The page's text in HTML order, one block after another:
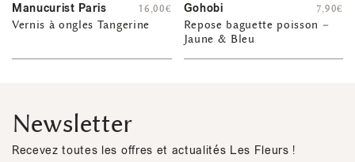
Manucurist Paris
Vernis à ongles Tangerine
16,00€ Gohobi
Repose baguette poisson –
Jaune & Bleu
7,90€
Newsletter
Recevez toutes les offres et actualités Les Fleurs !